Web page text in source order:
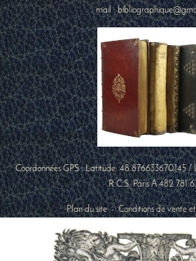
mail :
Coordonnées GPS : Latitude:48.876633670145/
R.C.S. Paris A 482 781
Plan du site-Conditions de vente